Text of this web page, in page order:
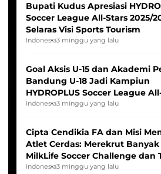
Bupati Kudus Apresiasi
Soccer League All-Stars 2025/
Selaras Visi Sports Tourism
Indonesia3 minggu yang lalu
Goal Aksis U-15 dan Akademi
Bandung U-18 Jadi Kampiun
HYDROPLUS Soccer League
2025/2026
Indonesia3 minggu yang lalu
Cipta Cendikia FA dan Misi
Atlet Cerdas: Merekrut Banyak
MilkLife Soccer Challenge dan
HYDROPLUS Soccer League
Indonesia3 minggu yang lalu